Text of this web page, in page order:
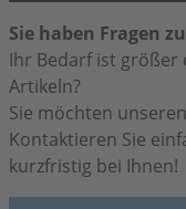
Sie haben Fragen
Ihr Bedarf ist größer
Artikeln?
Sie möchten unseren
Kontaktieren Sie
kurzfristig bei Ihnen!